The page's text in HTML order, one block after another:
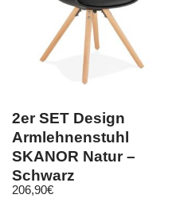
2er SET Design
Armlehnenstuhl
SKANOR Natur –
Schwarz
Esszimmerstuhl
206,90€